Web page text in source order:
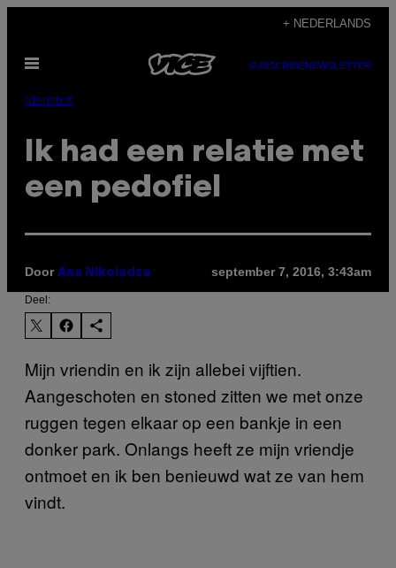
de
inhoud
+ NEDERLANDS
Open
SUBSCRIBENEWSLETTER
Identiteit
Ik had een relatie met
een pedofiel
Door Ana Nikoladze september 7, 2016, 3:43am
Deel:
Mijn vriendin en ik zijn allebei vijftien.
Aangeschoten en stoned zitten we met onze
ruggen tegen elkaar op een bankje in een
donker park. Onlangs heeft ze mijn vriendje
ontmoet en ik ben benieuwd wat ze van hem
vindt.